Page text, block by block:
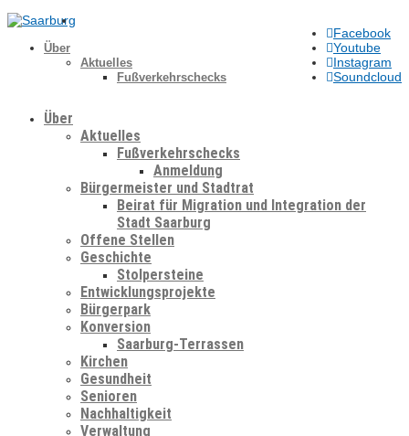
Facebook
Youtube
Instagram
Soundcloud
Über
Aktuelles
Fußverkehrschecks
Anmeldung
Bürgermeister und Stadtrat
Beirat für Migration und Integration der
Stadt Saarburg
Offene Stellen
Geschichte
Stolpersteine
Entwicklungsprojekte
Bürgerpark
Konversion
Saarburg-Terrassen
Kirchen
Gesundheit
Senioren
Nachhaltigkeit
Verwaltung
Über
Aktuelles
Fußverkehrschecks